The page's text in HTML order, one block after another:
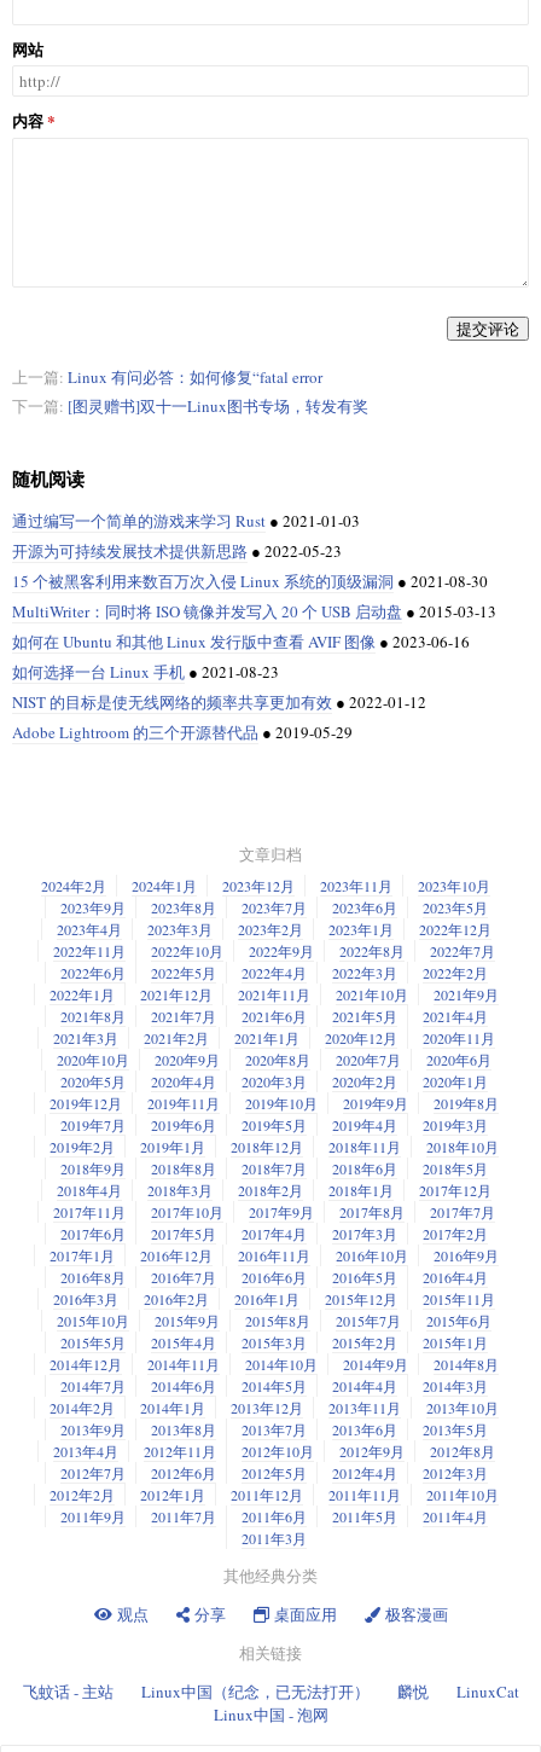
网站
内容
提交评论
上一篇: Linux 有问必答：如何修复“fatal error
下一篇: [图灵赠书]双十一Linux图书专场，转发有奖
随机阅读
通过编写一个简单的游戏来学习 Rust ● 2021-01-03
开源为可持续发展技术提供新思路 ● 2022-05-23
15 个被黑客利用来数百万次入侵 Linux 系统的顶级漏洞 ● 2021-08-30
MultiWriter：同时将 ISO 镜像并发写入 20 个 USB 启动盘 ● 2015-03-13
如何在 Ubuntu 和其他 Linux 发行版中查看 AVIF 图像 ● 2023-06-16
如何选择一台 Linux 手机 ● 2021-08-23
NIST 的目标是使无线网络的频率共享更加有效 ● 2022-01-12
Adobe Lightroom 的三个开源替代品 ● 2019-05-29
文章归档
2024年2月 2024年1月 2023年12月 2023年11月
2023年10月
2023年9月
2023年8月 2023年7月 2023年6月
2023年5月
2023年4月
2023年3月 2023年2月 2023年1月
2022年12月
2022年11月
2022年10月 2022年9月 2022年8月
2022年7月
2022年6月
2022年5月 2022年4月 2022年3月
2022年2月
2022年1月
2021年12月 2021年11月 2021年10月
2021年9月
2021年8月
2021年7月 2021年6月 2021年5月
2021年4月
2021年3月
2021年2月 2021年1月 2020年12月
2020年11月
2020年10月
2020年9月 2020年8月 2020年7月
2020年6月
2020年5月
2020年4月 2020年3月 2020年2月
2020年1月
2019年12月
2019年11月 2019年10月 2019年9月
2019年8月
2019年7月
2019年6月 2019年5月 2019年4月
2019年3月
2019年2月
2019年1月 2018年12月 2018年11月
2018年10月
2018年9月
2018年8月 2018年7月 2018年6月
2018年5月
2018年4月
2018年3月 2018年2月 2018年1月
2017年12月
2017年11月
2017年10月 2017年9月 2017年8月
2017年7月
2017年6月
2017年5月 2017年4月 2017年3月
2017年2月
2017年1月
2016年12月 2016年11月 2016年10月
2016年9月
2016年8月
2016年7月 2016年6月 2016年5月
2016年4月
2016年3月
2016年2月 2016年1月 2015年12月
2015年11月
2015年10月
2015年9月 2015年8月 2015年7月
2015年6月
2015年5月
2015年4月 2015年3月 2015年2月
2015年1月
2014年12月
2014年11月 2014年10月 2014年9月
2014年8月
2014年7月
2014年6月 2014年5月 2014年4月
2014年3月
2014年2月
2014年1月 2013年12月 2013年11月
2013年10月
2013年9月
2013年8月 2013年7月 2013年6月
2013年5月
2013年4月
2012年11月 2012年10月 2012年9月
2012年8月
2012年7月
2012年6月 2012年5月 2012年4月
2012年3月
2012年2月
2012年1月 2011年12月 2011年11月
2011年10月
2011年9月
2011年7月 2011年6月 2011年5月
2011年4月
2011年3月
其他经典分类
观点
分享 桌面应用
极客漫画
相关链接
飞蚊话 - 主站
Linux中国（纪念，已无法打开） 麟悦
LinuxCat
Linux中国 - 泡网